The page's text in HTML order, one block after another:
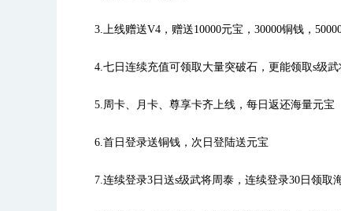
3.上线赠送V4，赠送10000元宝，30000铜钱，
4.七日连续充值可领取大量突破石，更能领取s级武
5.周卡、月卡、尊享卡齐上线，每日返还海量元宝
6.首日登录送铜钱，次日登陆送元宝
7.连续登录3日送s级武将周泰，连续登录30日领取